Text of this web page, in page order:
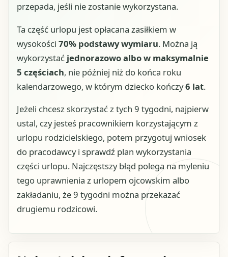
przepada, jeśli nie zostanie wykorzystana.
Ta część urlopu jest opłacana zasiłkiem w
wysokości 70% podstawy wymiaru. Można ją
wykorzystać jednorazowo albo w maksymalnie
5 częściach, nie później niż do końca roku
kalendarzowego, w którym dziecko kończy6 lat.
Jeżeli chcesz skorzystać z tych 9 tygodni, najpierw
ustal, czy jesteś pracownikiem korzystającym z
urlopu rodzicielskiego, potem przygotuj wniosek
do pracodawcy i sprawdź plan wykorzystania
części urlopu. Najczęstszy błąd polega na myleniu
tego uprawnienia z urlopem ojcowskim albo
zakładaniu, że 9 tygodni można przekazać
drugiemu rodzicowi.